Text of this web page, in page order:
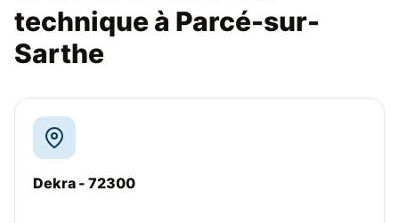
technique à Parcé-sur-
Sarthe
Dekra - 72300